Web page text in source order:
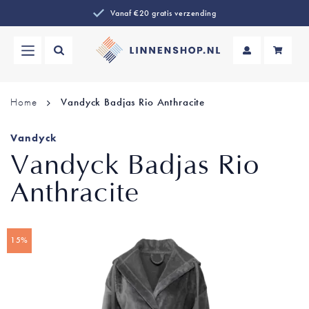
Vanaf €20 gratis verzending
Home Vandyck Badjas Rio Anthracite
Vandyck
Vandyck Badjas Rio
Anthracite
Ga
naar
15%